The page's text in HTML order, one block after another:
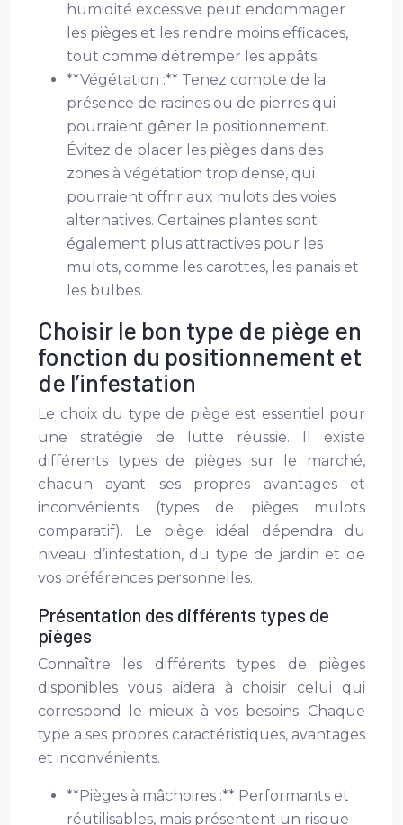
humidité excessive peut endommager
les pièges et les rendre moins efficaces,
tout comme détremper les appâts.
**Végétation :** Tenez compte de la
présence de racines ou de pierres qui
pourraient gêner le positionnement.
Évitez de placer les pièges dans des
zones à végétation trop dense, qui
pourraient offrir aux mulots des voies
alternatives. Certaines plantes sont
également plus attractives pour les
mulots, comme les carottes, les panais et
les bulbes.
Choisir le bon type de piège en
fonction du positionnement et
de l’infestation
Le choix du type de piège est essentiel pour
une stratégie de lutte réussie. Il existe
différents types de pièges sur le marché,
chacun ayant ses propres avantages et
inconvénients (types de pièges mulots
comparatif). Le piège idéal dépendra du
niveau d’infestation, du type de jardin et de
vos préférences personnelles.
Présentation des différents types de
pièges
Connaître les différents types de pièges
disponibles vous aidera à choisir celui qui
correspond le mieux à vos besoins. Chaque
type a ses propres caractéristiques, avantages
et inconvénients.
**Pièges à mâchoires :** Performants et
réutilisables, mais présentent un risque